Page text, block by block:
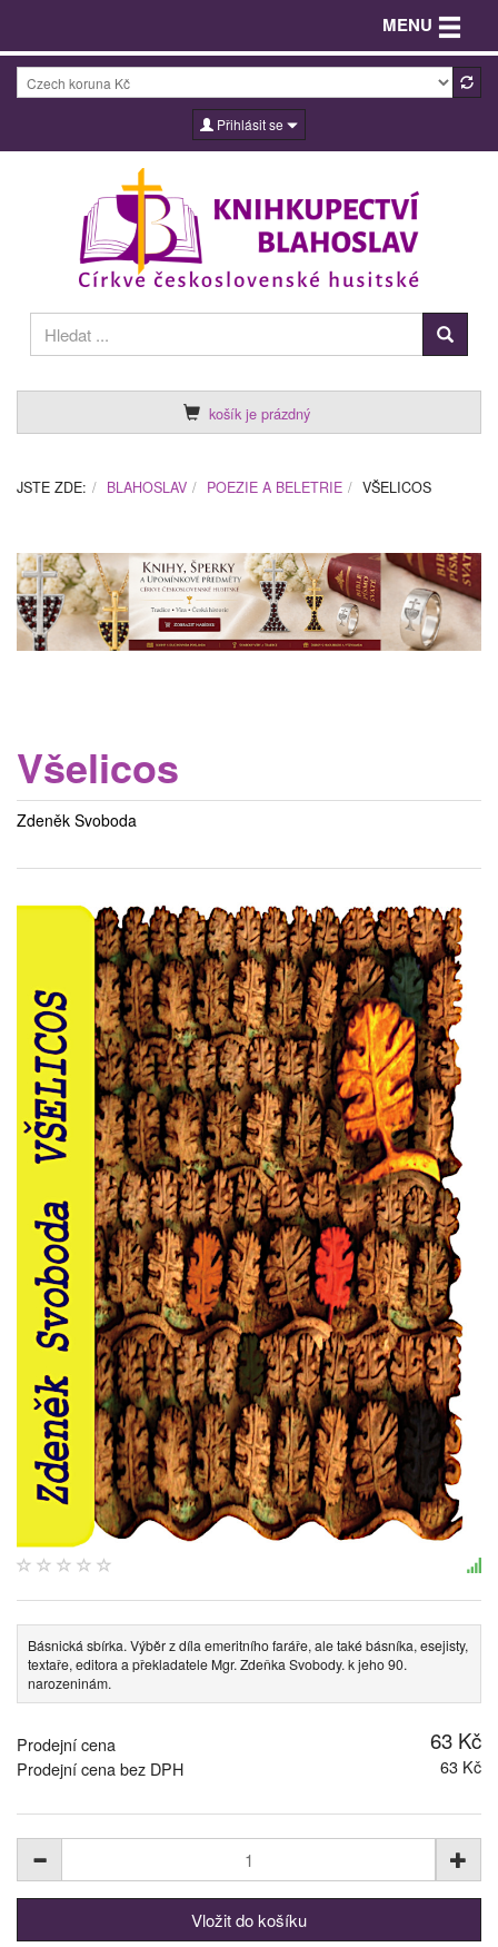
Přihlásit se
košík je prázdný
MENU Toggle
JSTE ZDE: BLAHOSLAV POEZIE A BELETRIE VŠELICOS
Všelicos
Zdeněk Svoboda
Básnická sbírka. Výběr z díla emeritního faráře, ale také básníka, esejisty,
textaře, editora a překladatele Mgr. Zdeňka Svobody. k jeho 90.
narozeninám.
Prodejní cena 63 Kč
Prodejní cena bez DPH 63 Kč